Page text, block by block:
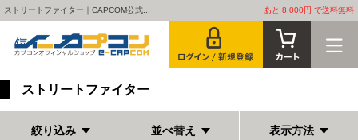
ストリートファイター｜CAPCOM公式... あと 8,000円 で送料無料
ストリートファイター
絞り込み 並べ替え 表示方法